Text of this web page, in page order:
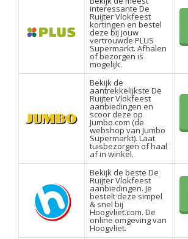
interessante De
Ruijter Vlokfeest
kortingen en bestel
deze bij jouw
vertrouwde PLUS
Supermarkt. Afhalen
of bezorgen is
mogelijk.
Bekijk de
aantrekkelijkste De
Ruijter Vlokfeest
aanbiedingen en
scoor deze op
Jumbo.com (de
webshop van Jumbo
Supermarkt). Laat
tuisbezorgen of haal
af in winkel.
Bekijk de beste De
Ruijter Vlokfeest
aanbiedingen. Je
bestelt deze simpel
& snel bij
Hoogvliet.com. De
online omgeving van
Hoogvliet.